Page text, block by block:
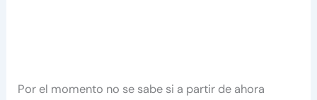
Por el momento no se sabe si a partir de ahora